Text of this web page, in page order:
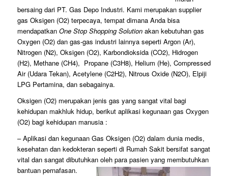
bersaing dari PT. Gas Depo Industri. Kami merupakan supplier
gas Oksigen (O2) terpecaya, tempat dimana Anda bisa
mendapatkan One Stop Shopping Solution akan kebutuhan gas
Oxygen (O2) dan gas-gas industri lainnya seperti Argon (Ar),
Nitrogen (N2), Oksigen (O2), Karbondioksida (CO2), Hidrogen
(H2), Methane (CH4), Propane (C3H8), Helium (He), Compressed
Air (Udara Tekan), Acetylene (C2H2), Nitrous Oxide (N2O), Elpiji
LPG Pertamina, dan sebagainya.
Oksigen (O2) merupakan jenis gas yang sangat vital bagi
kehidupan makhluk hidup, berikut aplikasi kegunaan gas Oxygen
(O2) bagi kehidupan manusia :
– Aplikasi dan kegunaan Gas Oksigen (O2) dalam dunia medis,
kesehatan dan kedokteran seperti di Rumah Sakit bersifat sangat
vital dan sangat dibutuhkan oleh para pasien yang membutuhkan
bantuan pernafasan.